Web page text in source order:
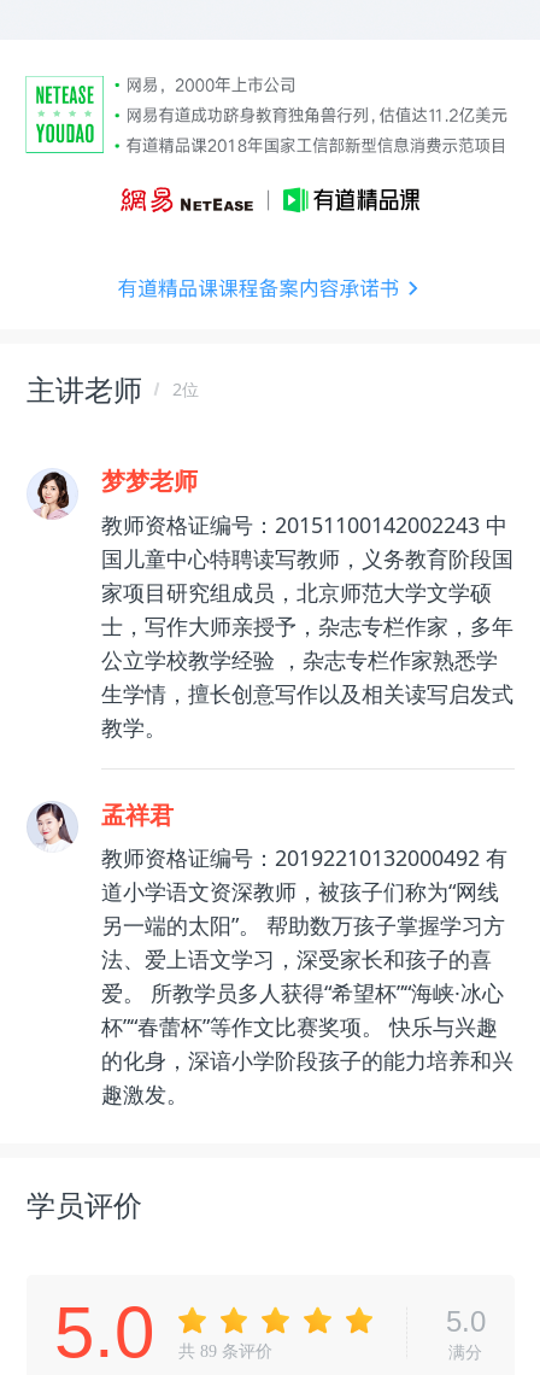
主讲老师 2位
梦梦老师
教师资格证编号：20151100142002243 中
国儿童中心特聘读写教师，义务教育阶段国
家项目研究组成员，北京师范大学文学硕
士，写作大师亲授予，杂志专栏作家，多年
公立学校教学经验 ，杂志专栏作家熟悉学
生学情，擅长创意写作以及相关读写启发式
教学。
孟祥君
教师资格证编号：20192210132000492 有
道小学语文资深教师，被孩子们称为“网线
另一端的太阳”。 帮助数万孩子掌握学习方
法、爱上语文学习，深受家长和孩子的喜
爱。 所教学员多人获得“希望杯”“海峡·冰心
杯”“春蕾杯”等作文比赛奖项。 快乐与兴趣
的化身，深谙小学阶段孩子的能力培养和兴
趣激发。
学员评价
5.0 共89 条评价
5.0
满分